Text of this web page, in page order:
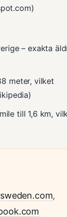
– exakta
meter, vilket
till 1,6 km,
,